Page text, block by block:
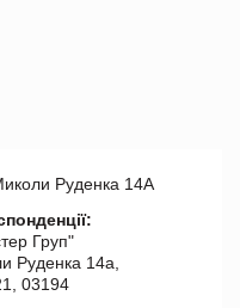
Руденка 14А
Груп"
Руденка 14а,
03194